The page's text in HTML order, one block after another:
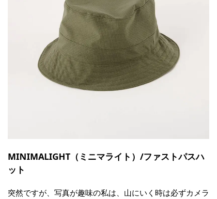
MINIMALIGHT（ミニマライト）/ファストパスハ
ット
突然ですが、写真が趣味の私は、山にいく時は必ずカメラ